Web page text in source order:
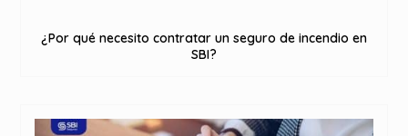
¿Por qué necesito contratar un seguro de incendio en
SBI?